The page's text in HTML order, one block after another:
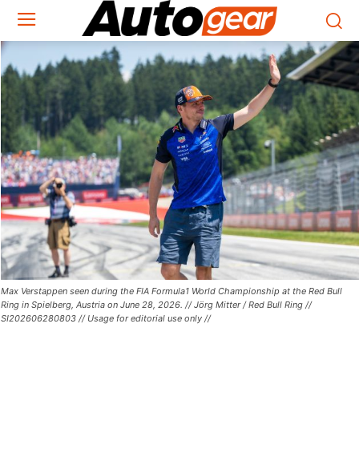
Max Verstappen seen during the FIA Formula1 World Championship at the Red Bull
Ring in Spielberg, Austria on June 28, 2026. // Jörg Mitter / Red Bull Ring //
SI202606280803 // Usage for editorial use only //